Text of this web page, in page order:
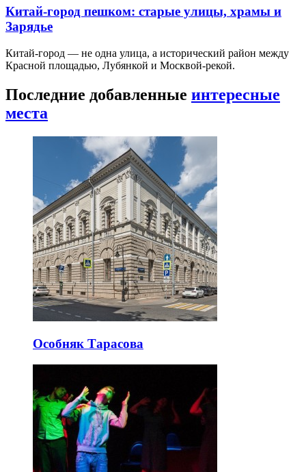
Китай-город пешком: старые улицы, храмы и
Зарядье
Китай-город — не одна улица, а исторический район между
Красной площадью, Лубянкой и Москвой-рекой.
Последние добавленные интересные
места
Особняк Тарасова